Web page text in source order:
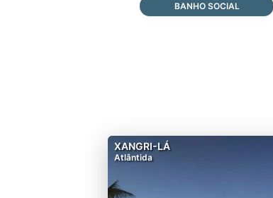
BANHO SOCIAL
XANGRI-LÁ
Atlântida